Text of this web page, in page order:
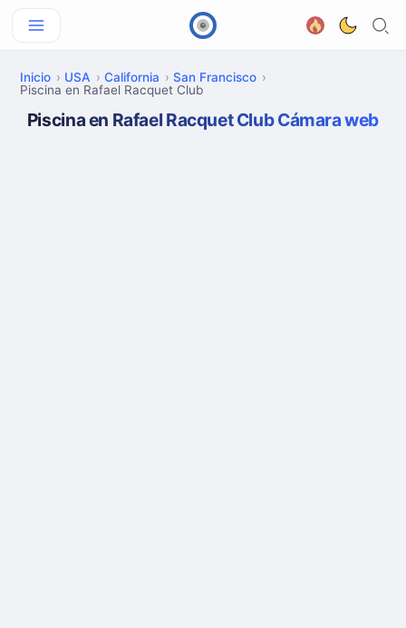
Inicio USA California
San Francisco
Piscina en Rafael Racquet Club
Piscina en Rafael Racquet Club Cámara web